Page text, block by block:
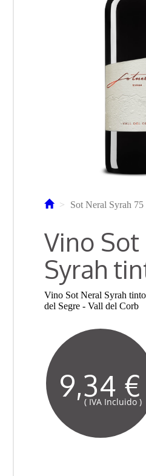
Sot Neral Syrah 75
Vino
Syrah
Vino Sot Neral Syrah
del Segre - Vall del Corb
9,34 €
( IVA Incluido )